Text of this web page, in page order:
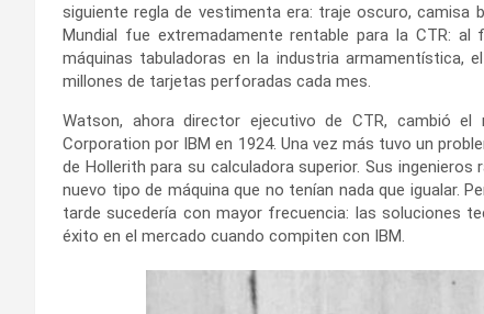
siguiente regla de vestimenta era: traje oscuro, camisa
Mundial fue extremadamente rentable para la CTR:
máquinas tabuladoras en la industria armamentística,
millones de tarjetas perforadas cada mes.
Watson, ahora director ejecutivo de CTR, cambió
Corporation por IBM en 1924. Una vez más tuvo un
de Hollerith para su calculadora superior. Sus
nuevo tipo de máquina que no tenían nada que igualar.
tarde sucedería con mayor frecuencia: las soluciones
éxito en el mercado cuando compiten con IBM.